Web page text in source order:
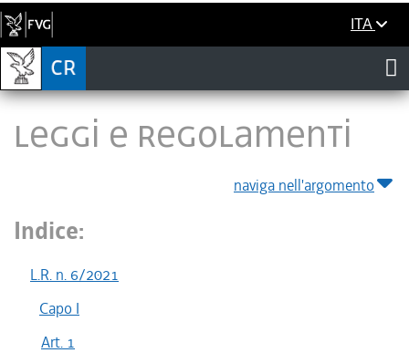
ITA
LEGGI E REGOLAMENTI
naviga nell'argomento
Indice:
L.R. n. 6/2021
Capo I
Art. 1